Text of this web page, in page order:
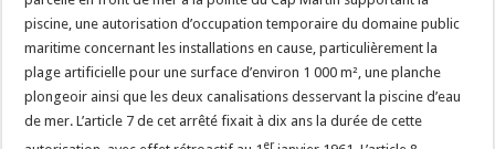
piscine, une autorisation d’occupation temporaire du domaine public
maritime concernant les installations en cause, particulièrement la
plage artificielle pour une surface d’environ 1 000 m², une planche
plongeoir ainsi que les deux canalisations desservant la piscine d’eau
de mer. L’article 7 de cet arrêté fixait à dix ans la durée de cette
er